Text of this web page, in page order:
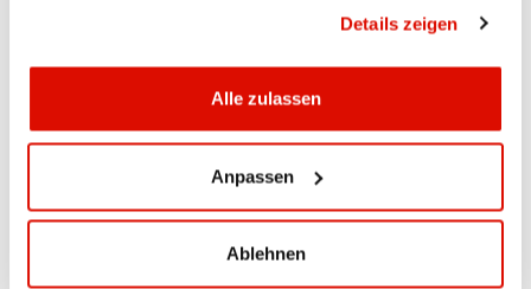
Details zeigen
Alle zulassen
Anpassen
Ablehnen
Mit einer Todesfallversicherung stellen Sie sicher, dass
sich Ihre Angehörigen im Ernstfall nicht um finanzielle
Belange sorgen müssen. Als Hypothekarnehmer der
Appenzeller Kantonalbank profitieren Sie von äusserst
Weitere Informationen
Vorsorgerechner